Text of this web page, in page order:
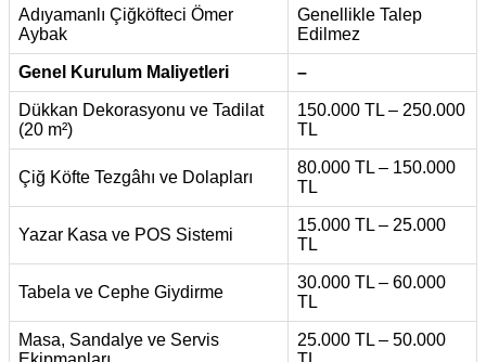
Adıyamanlı Çiğköfteci Ömer
Aybak
Genellikle Talep
Edilmez
Genel Kurulum Maliyetleri –
Dükkan Dekorasyonu ve Tadilat
(20 m²)
150.000 TL – 250.000
TL
Çiğ Köfte Tezgâhı ve Dolapları
80.000 TL – 150.000
TL
Yazar Kasa ve POS Sistemi
15.000 TL – 25.000
TL
Tabela ve Cephe Giydirme
30.000 TL – 60.000
TL
Masa, Sandalye ve Servis
25.000 TL – 50.000